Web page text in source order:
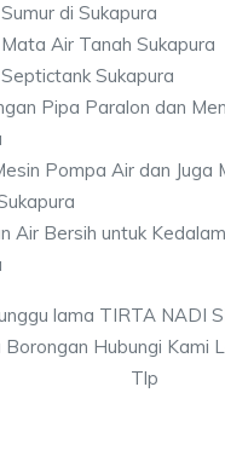
di Sukapura
Air Tanah Sukapura
Sukapura
Pipa Paralon dan
Pompa Air dan Juga
Air Bersih untuk
lama TIRTA NADI
Borongan Hubungi Kami
Tlp